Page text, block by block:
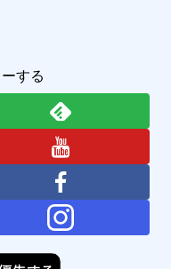
する